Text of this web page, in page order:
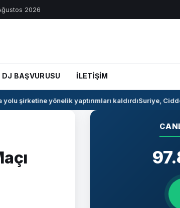
2026
DJ BAŞVURUSU İLETİŞİM
şirketine yönelik yaptırımları kaldırdıSuriye, Cidde